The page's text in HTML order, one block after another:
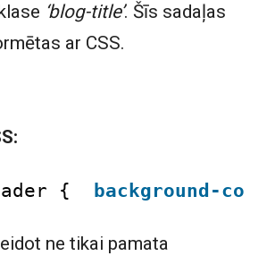
‘blog-title’. Šīs sadaļas
ar CSS.
{ background-
ne tikai pamata